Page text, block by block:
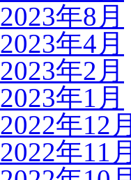
2023年8月
2023年4月
2023年2月
2023年1月
2022年12月
2022年11月